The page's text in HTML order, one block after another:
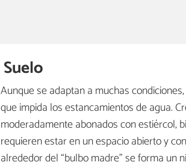
Suelo
Aunque se adaptan a muchas
que impida los estancamientos de agua.
moderadamente abonados con estiércol,
requieren estar en un espacio abierto y
alrededor del “bulbo madre” se forma un